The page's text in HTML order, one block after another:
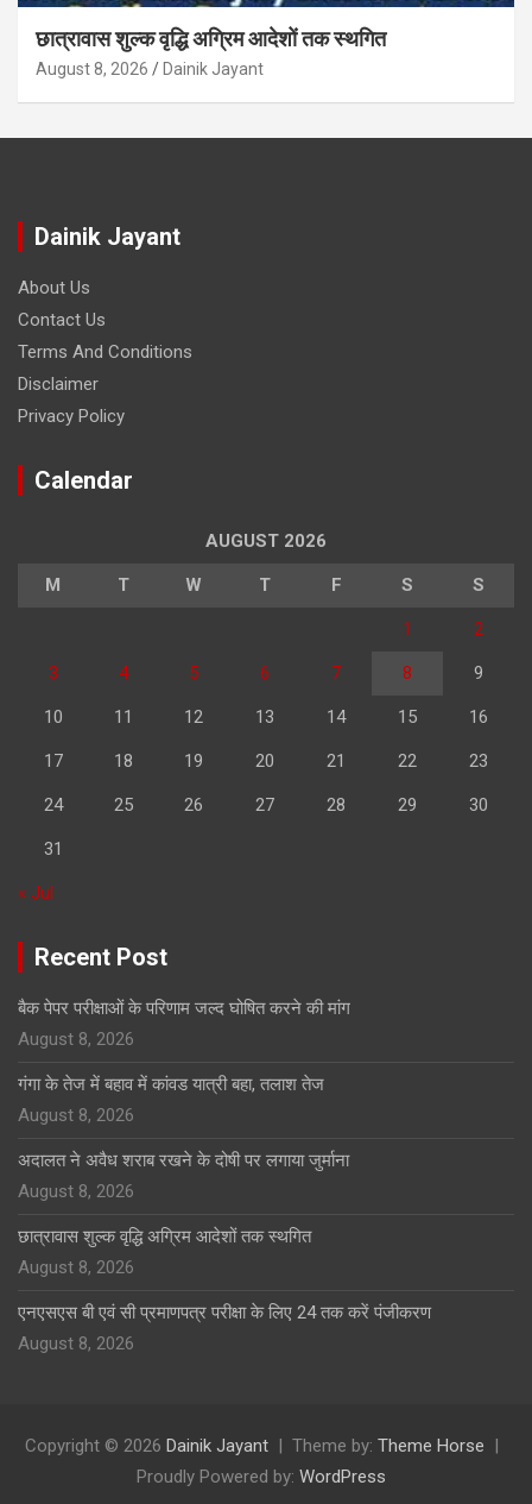
छात्रावास शुल्क वृद्धि अग्रिम आदेशों तक स्थगित
August 8, 2026 Dainik Jayant
Dainik Jayant
About Us
Contact Us
Terms And Conditions
Disclaimer
Privacy Policy
Calendar
AUGUST 2026
M T W T F S S
1 2
3 4 5 6 7 8 9
10 11 12 13 14 15 16
17 18 19 20 21 22 23
24 25 26 27 28 29 30
31
« Jul
Recent Post
बैक पेपर परीक्षाओं के परिणाम जल्द घोषित करने की मांग
August 8, 2026
गंगा के तेज में बहाव में कांवड यात्री बहा, तलाश तेज
August 8, 2026
अदालत ने अवैध शराब रखने के दोषी पर लगाया जुर्माना
August 8, 2026
छात्रावास शुल्क वृद्धि अग्रिम आदेशों तक स्थगित
August 8, 2026
एनएसएस बी एवं सी प्रमाणपत्र परीक्षा के लिए 24 तक करें पंजीकरण
August 8, 2026
Copyright © 2026 Dainik Jayant Theme by: Theme Horse
Proudly Powered by: WordPress